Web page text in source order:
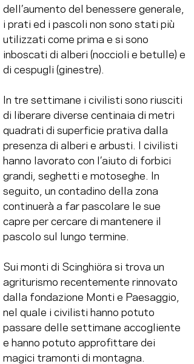
dell’aumento del benessere generale,
i prati ed i pascoli non sono stati più
utilizzati come prima e si sono
inboscati di alberi (noccioli e betulle) e
di cespugli (ginestre).
In tre settimane i civilisti sono riusciti
di liberare diverse centinaia di metri
quadrati di superficie prativa dalla
presenza di alberi e arbusti. I civilisti
hanno lavorato con l’aiuto di forbici
grandi, seghetti e motoseghe. In
seguito, un contadino della zona
continuerà a far pascolare le sue
capre per cercare di mantenere il
pascolo sul lungo termine.
Sui monti di Scinghiöra si trova un
agriturismo recentemente rinnovato
dalla fondazione Monti e Paesaggio,
nel quale i civilisti hanno potuto
passare delle settimane accogliente
e hanno potuto approfittare dei
magici tramonti di montagna.